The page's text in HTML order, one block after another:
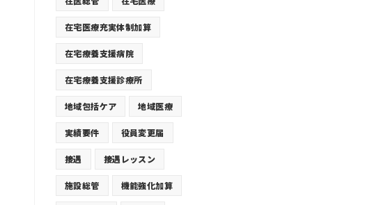
在宅医療充実体制加算
在宅療養支援病院
在宅療養支援診療所
地域包括ケア 地域医療
実績要件 役員変更届
接遇 接遇レッスン
施設総管 機能強化加算